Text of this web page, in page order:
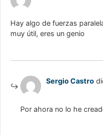
Hay algo de fuerzas
muy útil, eres un genio
Sergio Castro
Por ahora no lo he